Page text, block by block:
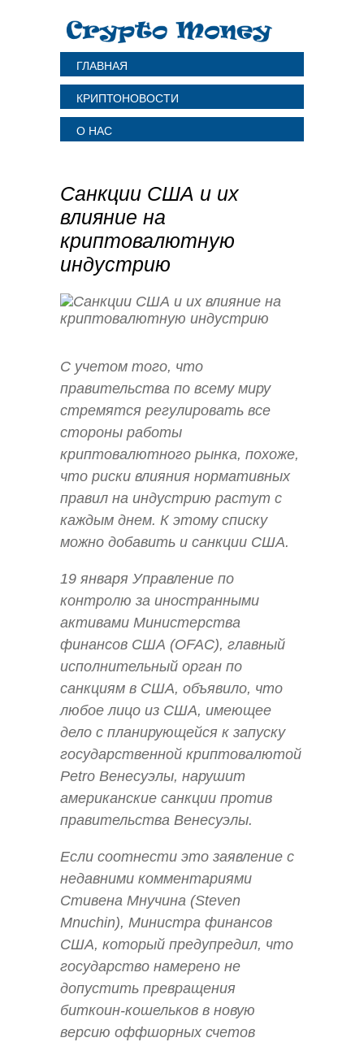
ГЛАВНАЯ
КРИПТОНОВОСТИ
О НАС
Санкции США и их
влияние на
криптовалютную
индустрию
С учетом того, что
правительства по всему миру
стремятся регулировать все
стороны работы
криптовалютного рынка, похоже,
что риски влияния нормативных
правил на индустрию растут с
каждым днем. К этому списку
можно добавить и санкции США.
19 января Управление по
контролю за иностранными
активами Министерства
финансов США (OFAC), главный
исполнительный орган по
санкциям в США, объявило, что
любое лицо из США, имеющее
дело с планирующейся к запуску
государственной криптовалютой
Petro Венесуэлы, нарушит
американские санкции против
правительства Венесуэлы.
Если соотнести это заявление с
недавними комментариями
Стивена Мнучина (Steven
Mnuchin), Министра финансов
США, который предупредил, что
государство намерено не
допустить превращения
биткоин-кошельков в новую
версию оффшорных счетов